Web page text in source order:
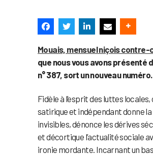
Mouais, mensuel niçois contre-
que nous vous avons présenté
n° 387, sort un nouveau numéro.
Fidèle à l’esprit des luttes locales,
satirique et indépendant donne
invisibles, dénonce les dérives
et décortique l’actualité sociale
ironie mordante. Incarnant un